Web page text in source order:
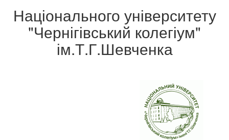
Національного університету
"Чернігівський колегіум"
ім.Т.Г.Шевченка